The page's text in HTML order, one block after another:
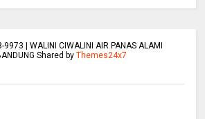
| WALINI CIWALINI AIR PANAS ALAMI
Shared byThemes24x7